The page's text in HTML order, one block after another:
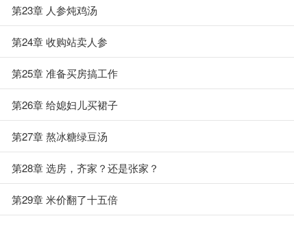
第23章 人参炖鸡汤
第24章 收购站卖人参
第25章 准备买房搞工作
第26章 给媳妇儿买裙子
第27章 熬冰糖绿豆汤
第28章 选房，齐家？还是张家？
第29章 米价翻了十五倍